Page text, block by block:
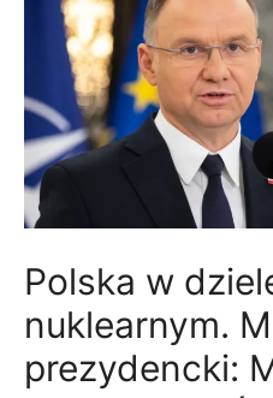
Polska w
nuklearnym.
prezydencki: